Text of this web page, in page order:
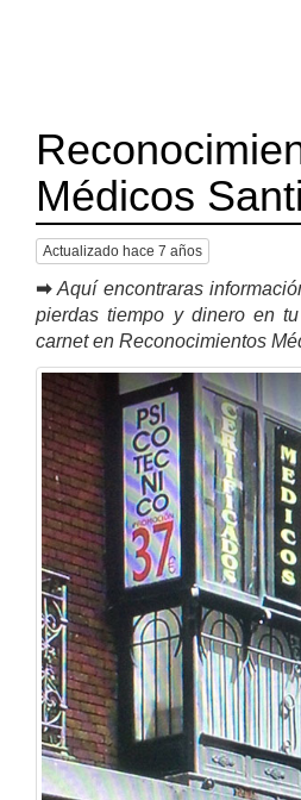
Médicos
Actualizado hace 7 años
➡ Aquí encontraras
pierdas tiempo y dinero en
carnet en Reconocimientos